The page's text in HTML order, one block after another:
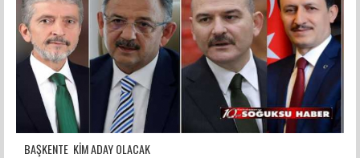
BAŞKENTE KİM ADAY OLACAK